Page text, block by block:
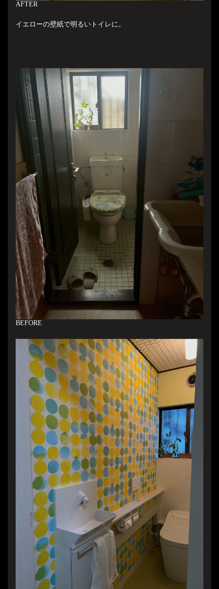
AFTER
イエローの壁紙で明るいトイレに。
BEFORE